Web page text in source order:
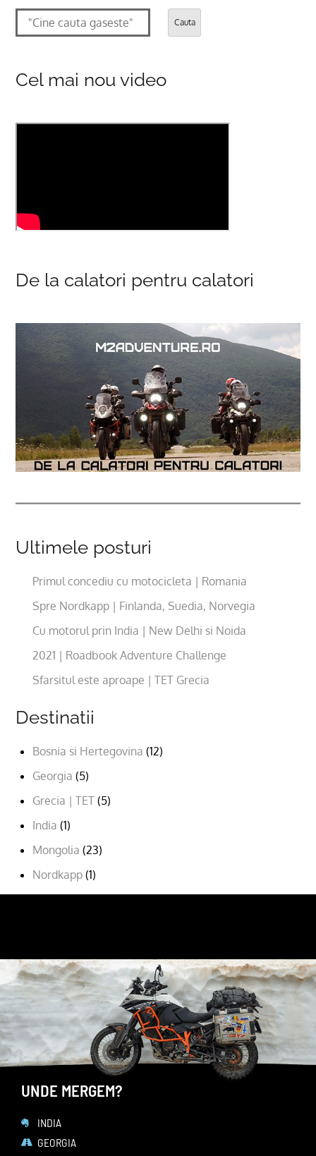
Cauta
Cel mai nou video
De la calatori pentru calatori
Ultimele posturi
Primul concediu cu motocicleta | Romania
Spre Nordkapp | Finlanda, Suedia, Norvegia
Cu motorul prin India | New Delhi si Noida
2021 | Roadbook Adventure Challenge
Sfarsitul este aproape | TET Grecia
Destinatii
Bosnia si Hertegovina (12)
Georgia (5)
Grecia | TET (5)
India (1)
Mongolia (23)
Nordkapp (1)
URMARESTE-MA PE
FACEBOOK
YOUTUBE
INSTAGRAM
UNDE MERGEM?
INDIA
GEORGIA